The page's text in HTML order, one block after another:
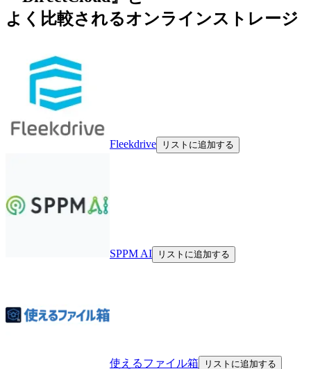
よく比較されるオンラインストレージ
Fleekdrive リストに追加する
SPPM AI リストに追加する
使えるファイル箱 リストに追加する